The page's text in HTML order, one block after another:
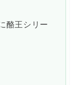
酪王シリー